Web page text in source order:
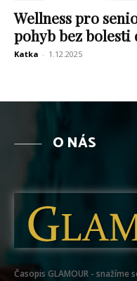
Wellness pro
pohyb bez bolesti
Katka - 1.12.2025
O NÁS
Časopis GLAMOUR - snažíme